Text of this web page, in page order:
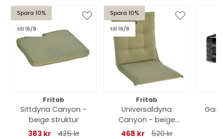
Spara 10%
till 16/8
Fritab
Sittdyna Canyon -
beige struktur
383 kr
425 kr
Spara 10%
till 16/8
Fritab
Universaldyna
Canyon - beige
struktur
468 kr 520 kr